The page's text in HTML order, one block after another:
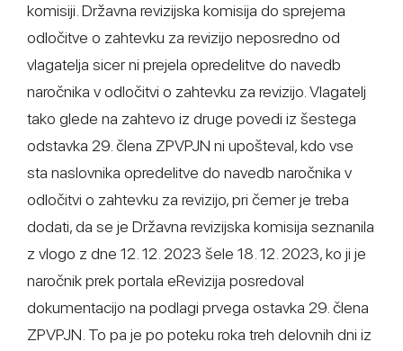
komisiji. Državna revizijska komisija do sprejema
odločitve o zahtevku za revizijo neposredno od
vlagatelja sicer ni prejela opredelitve do navedb
naročnika v odločitvi o zahtevku za revizijo. Vlagatelj
tako glede na zahtevo iz druge povedi iz šestega
odstavka 29. člena ZPVPJN ni upošteval, kdo vse
sta naslovnika opredelitve do navedb naročnika v
odločitvi o zahtevku za revizijo, pri čemer je treba
dodati, da se je Državna revizijska komisija seznanila
z vlogo z dne 12. 12. 2023 šele 18. 12. 2023, ko ji je
naročnik prek portala eRevizija posredoval
dokumentacijo na podlagi prvega ostavka 29. člena
ZPVPJN. To pa je po poteku roka treh delovnih dni iz